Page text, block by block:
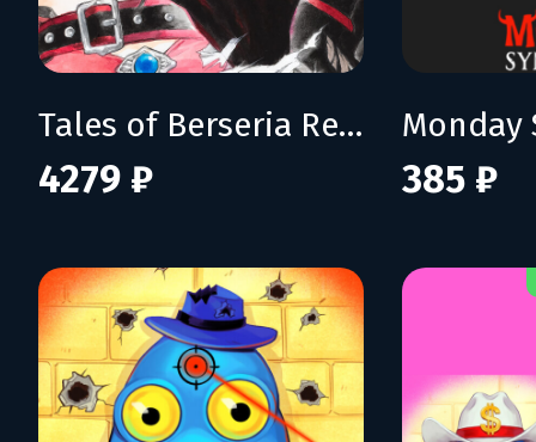
Tales of Berseria Remastered: Deluxe Edition
4279 ₽
Monday
385 ₽